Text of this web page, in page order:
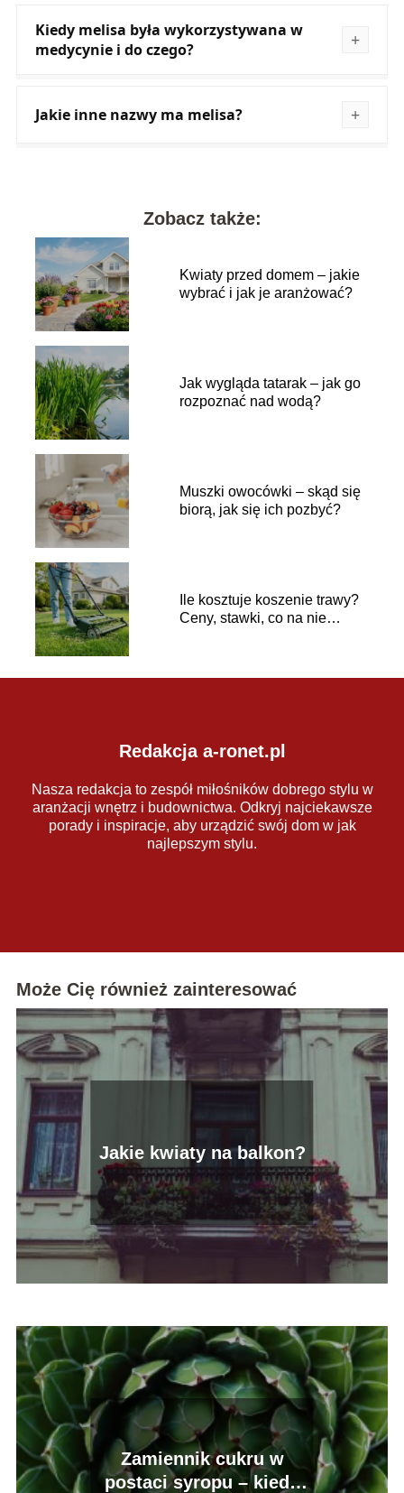
Kiedy melisa była wykorzystywana w
medycynie i do czego?
Jakie inne nazwy ma melisa?
Zobacz także:
Kwiaty przed domem – jakie
wybrać i jak je aranżować?
Jak wygląda tatarak – jak go
rozpoznać nad wodą?
Muszki owocówki – skąd się
biorą, jak się ich pozbyć?
Ile kosztuje koszenie trawy?
Ceny, stawki, co na nie
Redakcja a-ronet.pl
Nasza redakcja to zespół miłośników dobrego stylu w
aranżacji wnętrz i budownictwa. Odkryj najciekawsze
porady i inspiracje, aby urządzić swój dom w jak
najlepszym stylu.
Może Cię również zainteresować
Jakie kwiaty na balkon?
Zamiennik cukru w
postaci syropu – kiedy